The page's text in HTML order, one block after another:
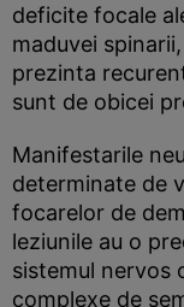
deficite focale
maduvei
prezinta
sunt de obicei
Manifestarile
determinate de
focarelor de
leziunile au o
sistemul nervos
complexe de